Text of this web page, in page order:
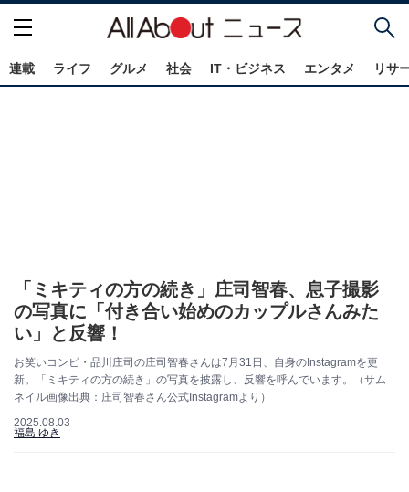
連載 ライフ グルメ 社会 IT・ビジネス エンタメ リサ
「ミキティの方の続き」庄司智春、息子撮影
の写真に「付き合い始めのカップルさんみた
い」と反響！
お笑いコンビ・品川庄司の庄司智春さんは7月31日、自身のInstagramを更
新。「ミキティの方の続き」の写真を披露し、反響を呼んでいます。（サム
ネイル画像出典：庄司智春さん公式Instagramより）
2025.08.03
福島 ゆき